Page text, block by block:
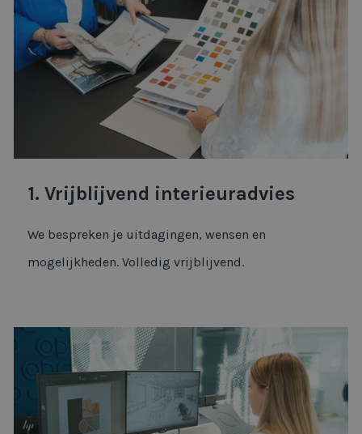
1. Vrijblijvend interieuradvies
We bespreken je uitdagingen, wensen en
mogelijkheden. Volledig vrijblijvend.